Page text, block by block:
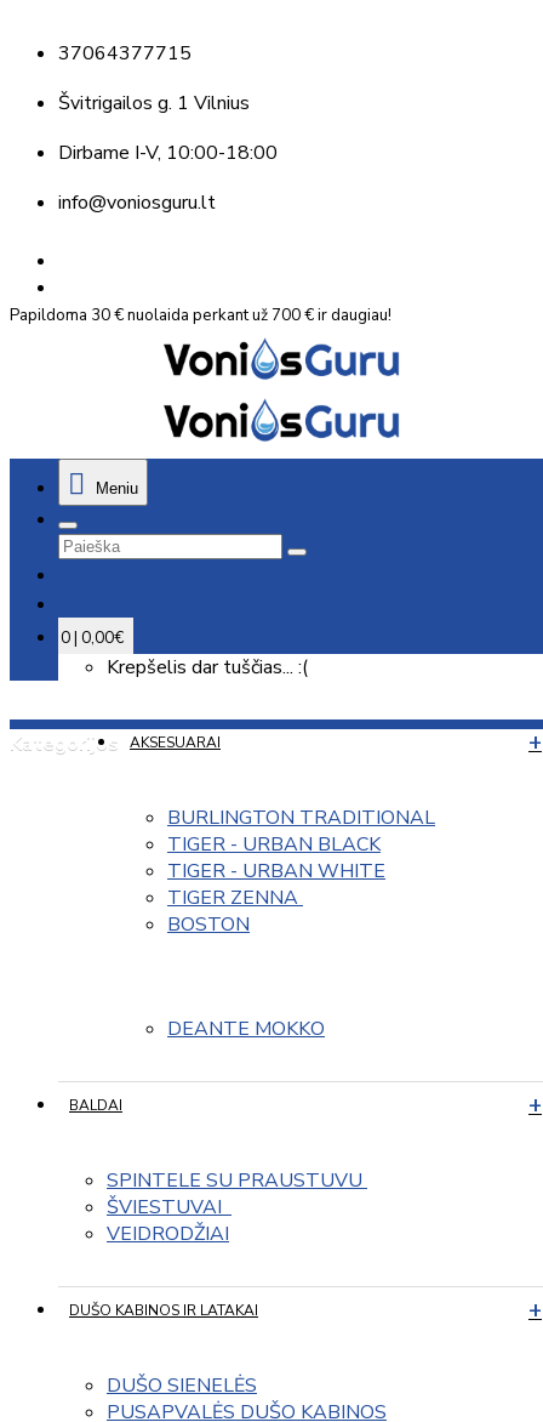
37064377715
Švitrigailos g. 1 Vilnius
Dirbame I-V, 10:00-18:00
info@voniosguru.lt
Papildoma 30 € nuolaida perkant už 700 € ir daugiau!
Meniu
0 | 0,00€
Krepšelis dar tuščias... :(
Kategorijos AKSESUARAI
BURLINGTON TRADITIONAL
TIGER - URBAN BLACK
TIGER - URBAN WHITE
TIGER ZENNA
BOSTON
DEANTE MOKKO
BALDAI
SPINTELE SU PRAUSTUVU
ŠVIESTUVAI
VEIDRODŽIAI
DUŠO KABINOS IR LATAKAI
DUŠO SIENELĖS
PUSAPVALĖS DUŠO KABINOS